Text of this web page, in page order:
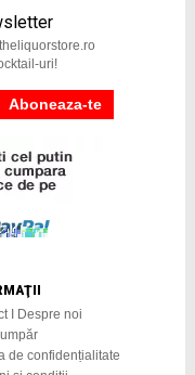
uri!
I Despre noi
de confidențialitate